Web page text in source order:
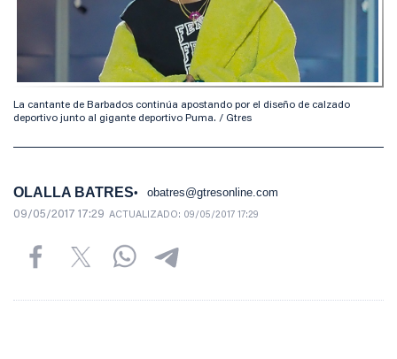
La cantante de Barbados continúa apostando por el diseño de calzado
deportivo junto al gigante deportivo Puma. / Gtres
OLALLA BATRES obatres@gtresonline.com
09/05/2017 17:29 ACTUALIZADO: 09/05/2017 17:29